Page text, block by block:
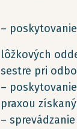
–
lôžkových
sestre pri
–
praxou
–